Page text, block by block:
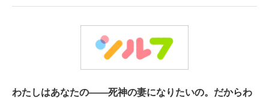
わたしはあなたの――死神の妻になりたいの。だからわ